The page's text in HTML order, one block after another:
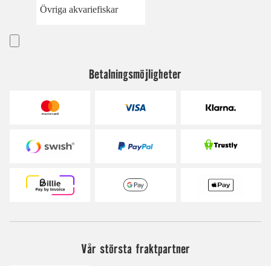
Övriga akvariefiskar
Betalningsmöjligheter
Vår största fraktpartner